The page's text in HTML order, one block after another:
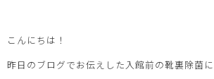
こんにちは！
昨日のブログでお伝えした入館前の靴裏除菌に